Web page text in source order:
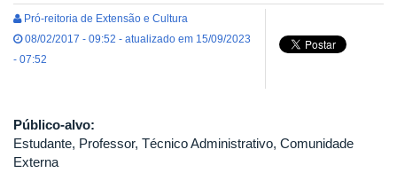
Pró-reitoria de Extensão e Cultura
08/02/2017 - 09:52 - atualizado em 15/09/2023
- 07:52
Público-alvo:
Estudante, Professor, Técnico Administrativo, Comunidade
Externa